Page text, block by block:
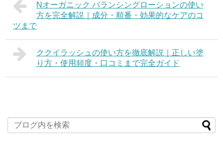
Nオーガニック バランシングローションの使い
方を完全解説｜成分・順番・効果的なケアのコ
ツまで
ククイラッシュの使い方を徹底解説｜正しい塗
り方・使用頻度・口コミまで完全ガイド